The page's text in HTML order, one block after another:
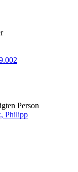
Person
Philipp